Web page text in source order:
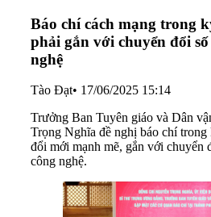
Báo chí cách mạng trong
phải gắn với chuyển đổi
nghệ
Tào Đạt• 17/06/2025 15:14
Trưởng Ban Tuyên giáo và Dân
Trọng Nghĩa đề nghị báo chí
đổi mới mạnh mẽ, gắn với chuyển
công nghệ.